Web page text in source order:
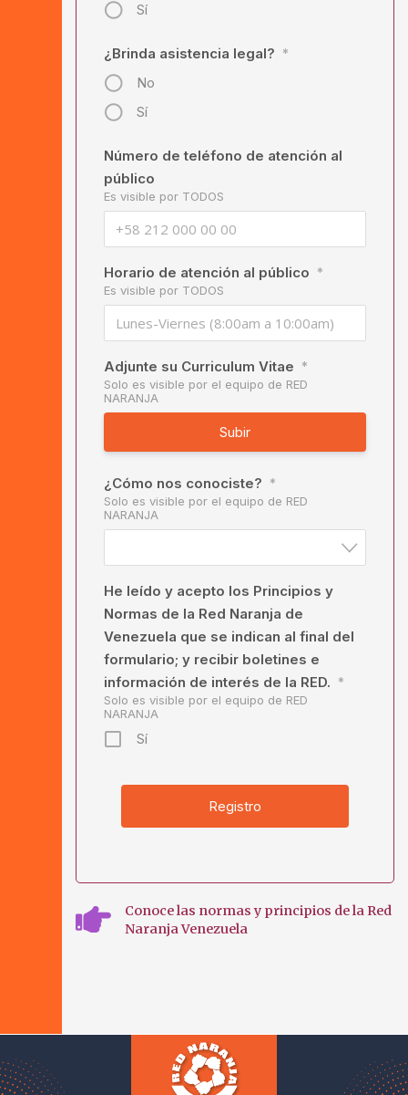
Sí
¿Brinda asistencia legal? *
No
Sí
Número de teléfono de atención al
público
Es visible por TODOS
Horario de atención al público *
Es visible por TODOS
Adjunte su Curriculum Vitae *
Solo es visible por el equipo de RED
NARANJA
Subir
¿Cómo nos conociste? *
Solo es visible por el equipo de RED
NARANJA
He leído y acepto los Principios y
Normas de la Red Naranja de
Venezuela que se indican al final del
formulario; y recibir boletines e
información de interés de la RED. *
Solo es visible por el equipo de RED
NARANJA
Sí
Conoce las normas y principios de la Red
Naranja Venezuela